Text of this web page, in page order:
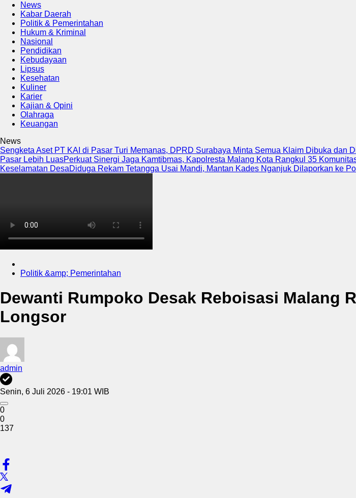
News
Kabar Daerah
Politik & Pemerintahan
Hukum & Kriminal
Nasional
Pendidikan
Kebudayaan
Lipsus
Kesehatan
Kuliner
Karier
Kajian & Opini
Olahraga
Keuangan
News
Sengketa Aset PT KAI di Pasar Turi Memanas, DPRD Surabaya Minta Semua Klaim Dibuka dan
Pasar Lebih LuasPerkuat Sinergi Jaga Kamtibmas, Kapolresta Malang Kota Rangkul 35
Keselamatan DesaDiduga Rekam Tetangga Usai Mandi, Mantan Kades Nganjuk Dilaporkan ke
Politik &amp; Pemerintahan
Dewanti Rumpoko Desak Reboisasi Malang
Longsor
admin
Senin, 6 Juli 2026 - 19:01 WIB
0
0
137